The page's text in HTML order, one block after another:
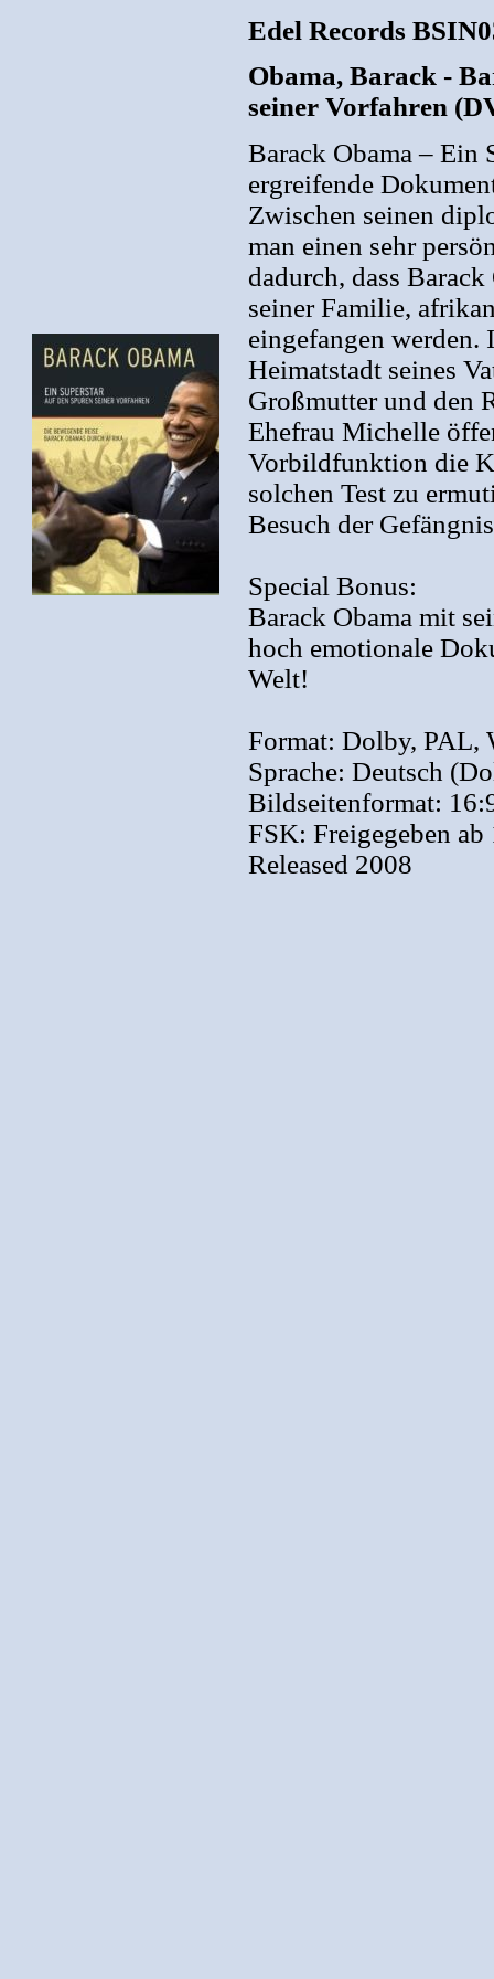
Edel Records
Obama, Barack -
seiner Vorfahren
Barack Obama – Ein
ergreifende
Zwischen seinen
man einen sehr
dadurch, dass
seiner Familie,
eingefangen werden.
Heimatstadt seines
Großmutter und den
Ehefrau Michelle
Vorbildfunktion die
solchen Test zu
Besuch der
Special Bonus:
Barack Obama mit
hoch emotionale
Welt!
Format: Dolby, PAL,
Sprache: Deutsch
Bildseitenformat:
FSK: Freigegeben
Released 2008